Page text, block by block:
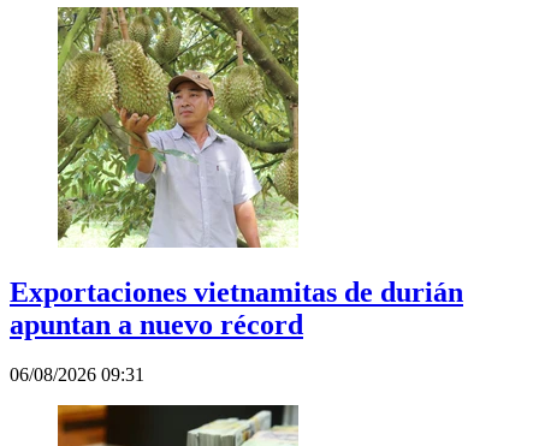
Exportaciones vietnamitas de durián
apuntan a nuevo récord
06/08/2026 09:31